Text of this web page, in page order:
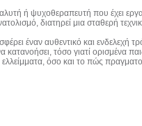
ή ψυχοθεραπευτή που έχει
διατηρεί μια σταθερή
έναν αυθεντικό και ενδελεχή
τόσο γιατί ορισμένα
όσο και το πώς